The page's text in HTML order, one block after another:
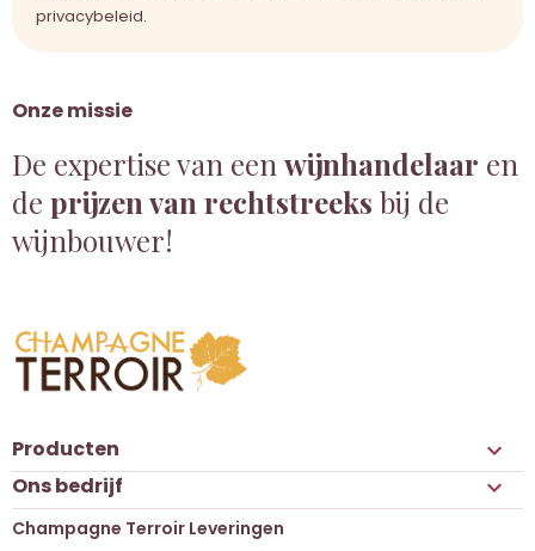
Onze missie
De expertise van een wijnhandelaar en
de prijzen van rechtstreeks bij de
wijnbouwer!
privacybeleid.
Producten 
Ons bedrijf 
Champagne Terroir Leveringen